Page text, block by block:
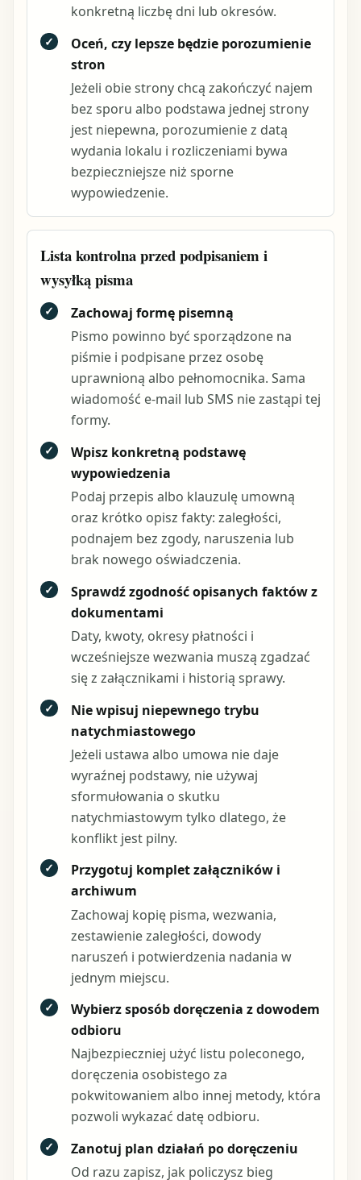
konkretną liczbę dni lub okresów.
✓
Oceń, czy lepsze będzie porozumienie
stron
Jeżeli obie strony chcą zakończyć najem
bez sporu albo podstawa jednej strony
jest niepewna, porozumienie z datą
wydania lokalu i rozliczeniami bywa
bezpieczniejsze niż sporne
wypowiedzenie.
Lista kontrolna przed podpisaniem i
wysyłką pisma
✓
Zachowaj formę pisemną
Pismo powinno być sporządzone na
piśmie i podpisane przez osobę
uprawnioną albo pełnomocnika. Sama
wiadomość e-mail lub SMS nie zastąpi tej
formy.
✓
Wpisz konkretną podstawę
wypowiedzenia
Podaj przepis albo klauzulę umowną
oraz krótko opisz fakty: zaległości,
podnajem bez zgody, naruszenia lub
brak nowego oświadczenia.
✓
Sprawdź zgodność opisanych faktów z
dokumentami
Daty, kwoty, okresy płatności i
wcześniejsze wezwania muszą zgadzać
się z załącznikami i historią sprawy.
✓
Nie wpisuj niepewnego trybu
natychmiastowego
Jeżeli ustawa albo umowa nie daje
wyraźnej podstawy, nie używaj
sformułowania o skutku
natychmiastowym tylko dlatego, że
konflikt jest pilny.
✓
Przygotuj komplet załączników i
archiwum
Zachowaj kopię pisma, wezwania,
zestawienie zaległości, dowody
naruszeń i potwierdzenia nadania w
jednym miejscu.
✓
Wybierz sposób doręczenia z dowodem
odbioru
Najbezpieczniej użyć listu poleconego,
doręczenia osobistego za
pokwitowaniem albo innej metody, która
pozwoli wykazać datę odbioru.
✓
Zanotuj plan działań po doręczeniu
Od razu zapisz, jak policzysz bieg